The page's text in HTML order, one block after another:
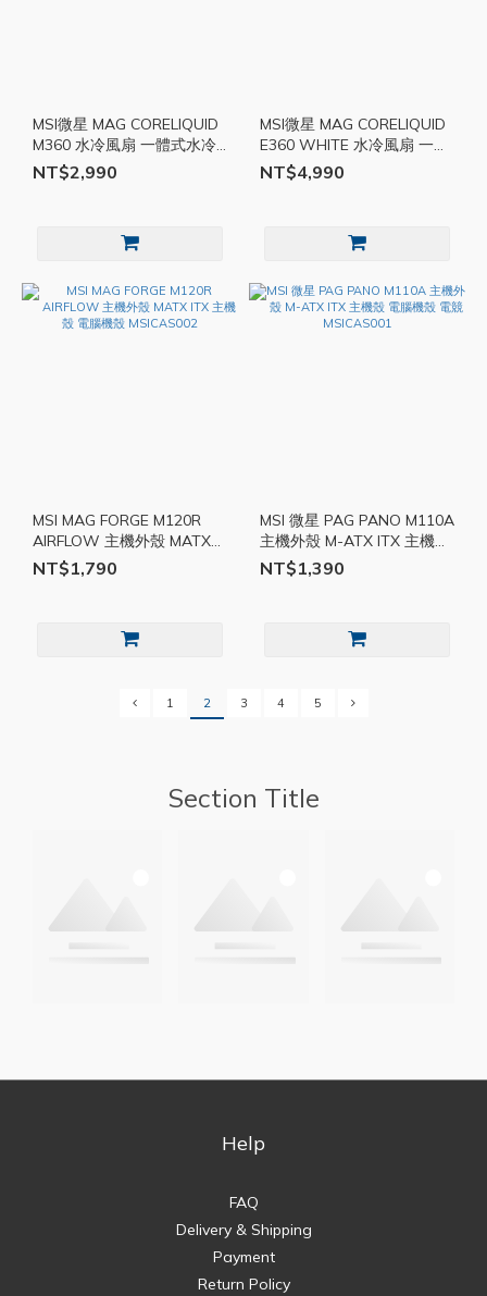
MSI微星 MAG CORELIQUID
M360 水冷風扇 一體式水冷
散熱器 CPU 散熱器 水冷
MSI539
NT$2,990
MSI微星 MAG CORELIQUID
E360 WHITE 水冷風扇 一體
式水冷散熱器 CPU 散熱器
MSI536
NT$4,990
MSI MAG FORGE M120R
AIRFLOW 主機外殼 MATX
ITX 主機殼 電腦機殼
MSICAS002
NT$1,790
MSI 微星 PAG PANO M110A
主機外殼 M-ATX ITX 主機殼
電腦機殼 電競 MSICAS001
NT$1,390
1 2 3 4 5
Section Title
Help
FAQ
Delivery & Shipping
Payment
Return Policy